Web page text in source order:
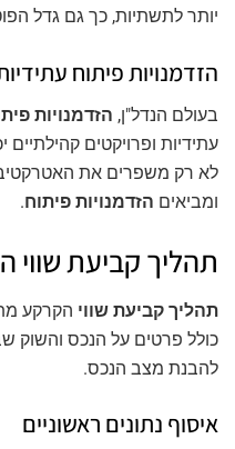
יותר לתשתיות, כך גם גדל
הזדמנויות פיתוח
בעולם הנדל"ן, הזדמנויות
עתידיות ופרויקטים קהילתיים
לא רק משפרים את
ומביאים הזדמנויות פיתוח.
תהליך קביעת שווי
תהליך קביעת שווי הקרקע
כולל פרטים על הנכס והשוק
להבנת מצב הנכס.
איסוף נתונים ראשוניים